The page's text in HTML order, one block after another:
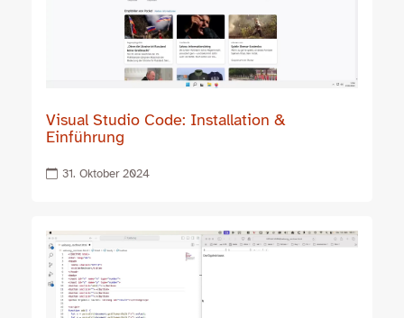
Visual Studio Code: Installation &
Einführung
31. Oktober 2024